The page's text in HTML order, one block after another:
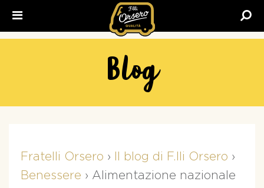
Blog
Fratelli Orsero › Il blog di F.lli Orsero ›
Benessere › Alimentazione nazionale